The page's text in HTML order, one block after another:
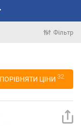
Фільтр
ПОРІВНЯТИ ЦІНИ 32